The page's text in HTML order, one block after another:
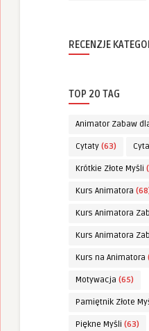
RECENZJE
TOP 20 TAG
Animator Zabaw
Cytaty (63)
Krótkie Złote Myśli
Kurs Animatora
Kurs Animatora
Kurs Animatora
Kurs na Animatora
Motywacja (65)
Pamiętnik Złote
Piękne Myśli (63)